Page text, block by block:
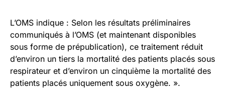
L’OMS indique : Selon les résultats préliminaires
communiqués à l’OMS (et maintenant disponibles
sous forme de prépublication), ce traitement réduit
d’environ un tiers la mortalité des patients placés sous
respirateur et d’environ un cinquième la mortalité des
patients placés uniquement sous oxygène. ».